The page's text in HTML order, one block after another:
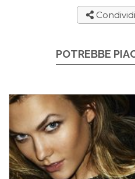
POTREBBE